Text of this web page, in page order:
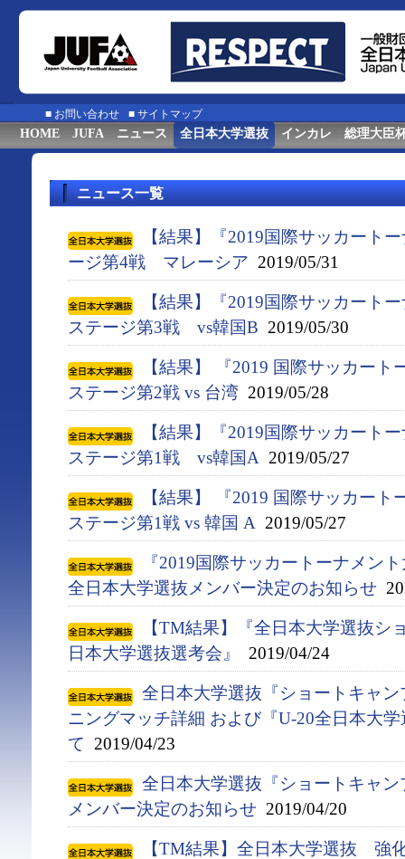
■ お問い合わせ ■ サイトマップ
HOME JUFA ニュース 全日本大学選抜 インカレ 総理大臣
ニュース一覧
【結果】『2019国際サッカート
ージ第4戦 マレーシア 2019/05/31
【結果】『2019国際サッカート
ステージ第3戦 vs韓国B 2019/05/30
【結果】 『2019 国際サッカー
ステージ第2戦 vs 台湾 2019/05/28
【結果】『2019国際サッカート
ステージ第1戦 vs韓国A 2019/05/27
【結果】 『2019 国際サッカー
ステージ第1戦 vs 韓国 A 2019/05/27
『2019国際サッカートーナメン
全日本大学選抜メンバー決定のお知らせ
【TM結果】『全日本大学選抜シ
日本大学選抜選考会』
2019/04/24
全日本大学選抜『ショートキャ
ニングマッチ詳細 および『U-20全日本大
て 2019/04/23
全日本大学選抜『ショートキャ
メンバー決定のお知らせ 2019/04/20
【TM結果】全日本大学選抜 強